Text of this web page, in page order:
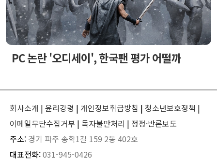
PC 논란 '오디세이', 한국팬 평가 어떨까
회사소개 | 윤리강령 | 개인정보취급방침 | 청소년보호정책 |
이메일무단수집거부 | 독자불만처리 | 정정·반론보도
주소: 경기 파주 송학1길 159 2동 402호
대표전화:031-945-0426